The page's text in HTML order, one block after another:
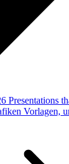
Presentations
Vorlagen,